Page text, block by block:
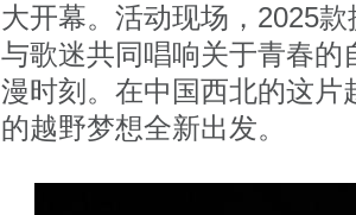
大开幕。活动现场，2025
与歌迷共同唱响关于青春
漫时刻。在中国西北的这
的越野梦想全新出发。